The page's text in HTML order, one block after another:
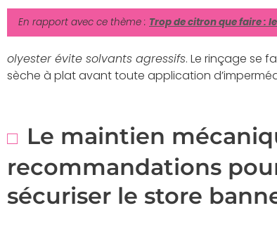
En rapport avec ce thème : Trop de citron que faire :
olyester évite solvants agressifs. Le rinçage se
sèche à plat avant toute application
Le maintien
recommandations
sécuriser le store